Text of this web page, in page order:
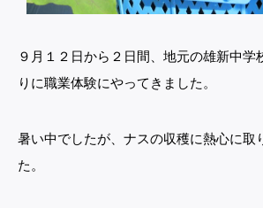
９月１２日から２日間、地元の雄新中学
りに職業体験にやってきました。
暑い中でしたが、ナスの収穫に熱心に取
た。